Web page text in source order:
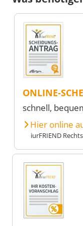
ONLINE-
schnell,
Hier online
iurFRIEND